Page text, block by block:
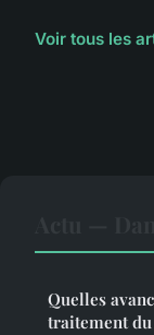
Voir tous les
Quelles
traitement du